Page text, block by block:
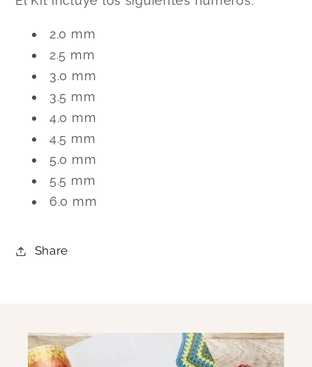
2.0 mm
2.5 mm
3.0 mm
3.5 mm
4.0 mm
4.5 mm
5.0 mm
5.5 mm
6.0 mm
Share